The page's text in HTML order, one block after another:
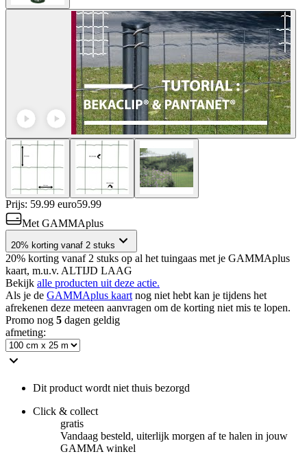
Prijs: 59.99 euro59.99
Met GAMMAplus
20% korting vanaf 2 stuks
20% korting vanaf 2 stuks op al het tuingaas met je GAMMAplus
kaart, m.u.v. ALTIJD LAAG
Bekijk alle producten uit deze actie.
Als je de GAMMAplus kaart nog niet hebt kan je tijdens het
afrekenen deze meteen aanvragen om de korting niet mis te lopen.
Promo nog 5 dagen geldig
afmeting:
Dit product wordt niet thuis bezorgd
Click & collect
gratis
Vandaag besteld, uiterlijk morgen af te halen in jouw
GAMMA winkel